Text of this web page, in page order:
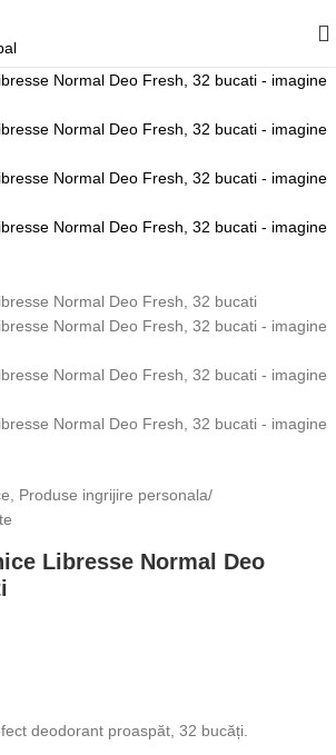
Produse ingrijire personala/
Libresse Normal Deo
deodorant proaspăt, 32 bucăți.